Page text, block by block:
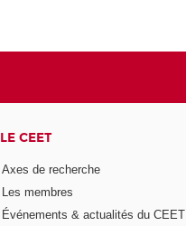
LE CEET
Axes de recherche
Les membres
Événements & actualités du CEET